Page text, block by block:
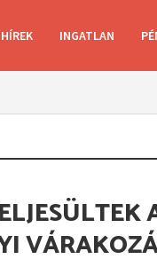
INGATLAN